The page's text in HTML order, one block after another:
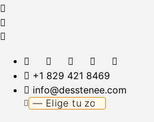
+1 829 421 8469
info@desstenee.com